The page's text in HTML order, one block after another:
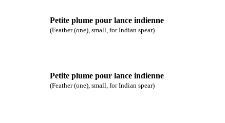
Petite plume pour lance indienne
(Feather (one), small, for Indian spear)
Petite plume pour lance indienne
(Feather (one), small, for Indian spear)